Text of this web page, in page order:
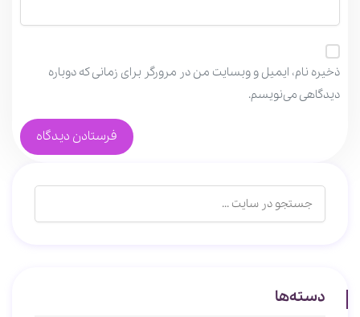
ذخیره نام، ایمیل و وبسایت من در مرورگر برای زمانی که دوباره
دیدگاهی می‌نویسم.
دسته‌ها